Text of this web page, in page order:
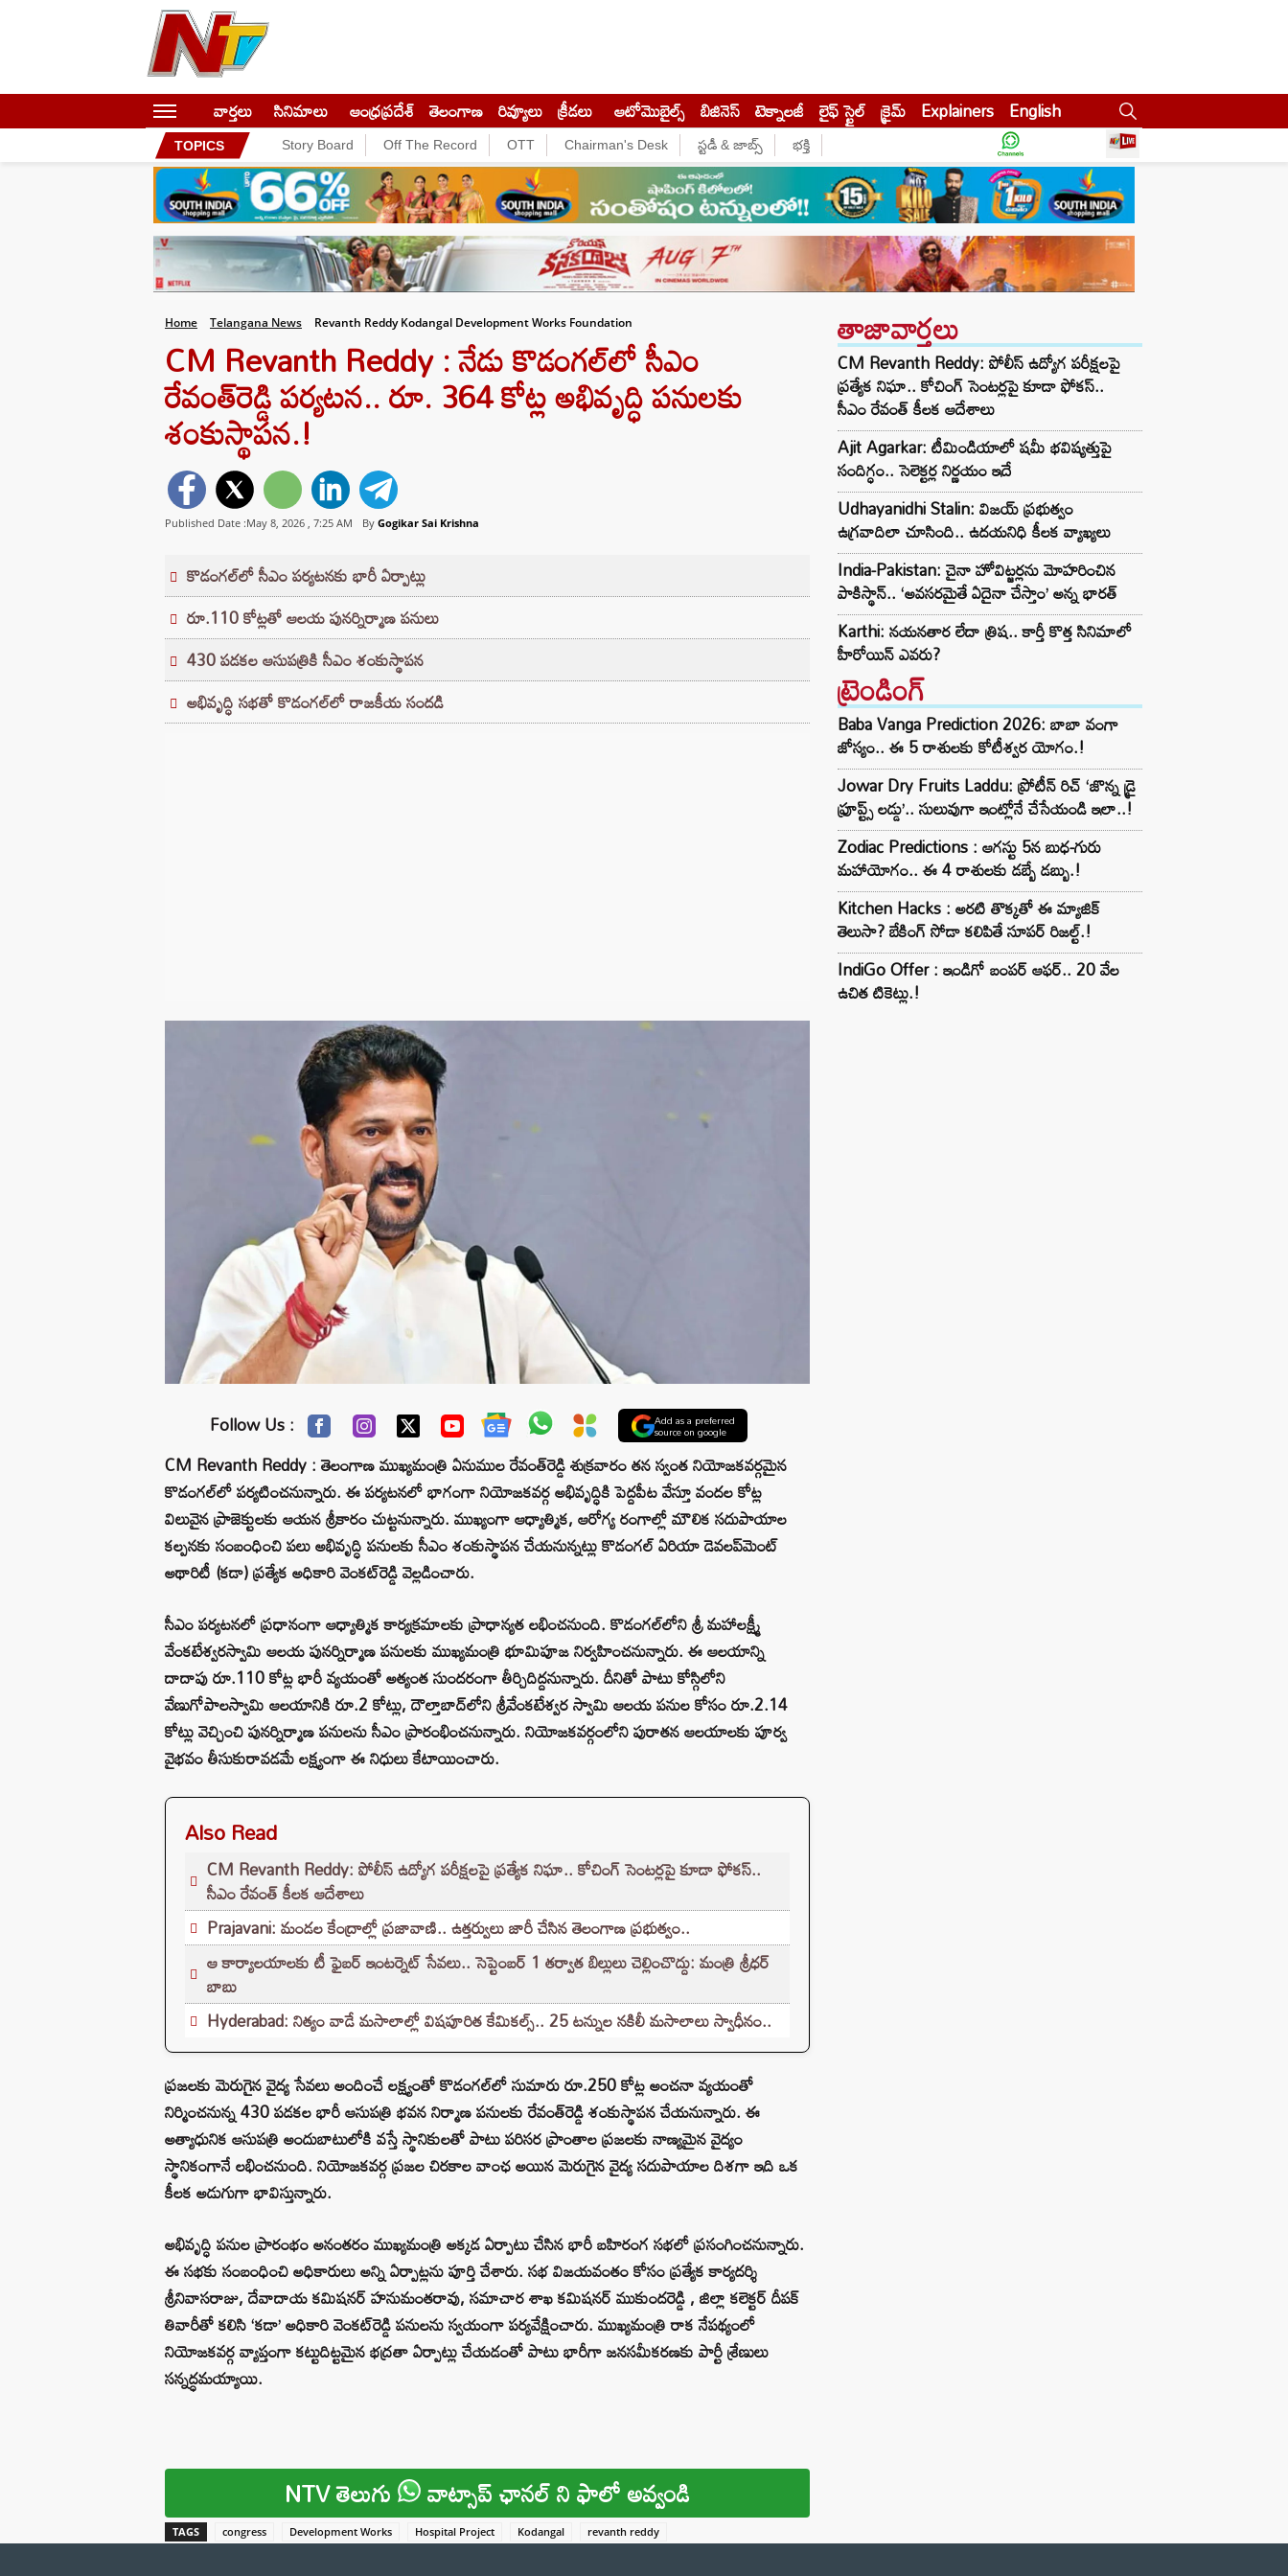
వార్తలు సినిమాలు ఆంధ్రప్రదేశ్ తెలంగాణ రివ్యూలు క్రీడలు ఆటోమొబైల్స్ బిజినెస్‌ టెక్నాలజీ లైఫ్ స్టైల్ క్రైమ్ Explainers English
TOPICS Story Board Off The Record OTT Chairman's Desk స్టడీ & జాబ్స్ భక్తి
Home Telangana News Revanth Reddy Kodangal Development Works Foundation
CM Revanth Reddy : నేడు కొడంగల్‌లో సీఎం
రేవంత్‌రెడ్డి పర్యటన.. రూ. 364 కోట్ల అభివృద్ధి పనులకు
శంకుస్థాపన.!
Published Date :May 8, 2026 , 7:25 AM By Gogikar Sai Krishna
కొడంగల్‌లో సీఎం పర్యటనకు భారీ ఏర్పాట్లు
రూ.110 కోట్లతో ఆలయ పునర్నిర్మాణ పనులు
430 పడకల ఆసుపత్రికి సీఎం శంకుస్థాపన
అభివృద్ధి సభతో కొడంగల్‌లో రాజకీయ సందడి
Follow Us : Add as a preferred
source on google
CM Revanth Reddy : తెలంగాణ ముఖ్యమంత్రి ఏనుముల రేవంత్‌రెడ్డి శుక్రవారం తన స్వంత నియోజకవర్గమైన
కొడంగల్‌లో పర్యటించనున్నారు. ఈ పర్యటనలో భాగంగా నియోజకవర్గ అభివృద్ధికి పెద్దపీట వేస్తూ వందల కోట్ల
విలువైన ప్రాజెక్టులకు ఆయన శ్రీకారం చుట్టనున్నారు. ముఖ్యంగా ఆధ్యాత్మిక, ఆరోగ్య రంగాల్లో మౌలిక సదుపాయాల
కల్పనకు సంబంధించి పలు అభివృద్ధి పనులకు సీఎం శంకుస్థాపన చేయనున్నట్లు కొడంగల్ ఏరియా డెవలప్‌మెంట్
అథారిటీ (కడా) ప్రత్యేక అధికారి వెంకట్‌రెడ్డి వెల్లడించారు.
సీఎం పర్యటనలో ప్రధానంగా ఆధ్యాత్మిక కార్యక్రమాలకు ప్రాధాన్యత లభించనుంది. కొడంగల్‌లోని శ్రీ మహాలక్ష్మీ
వేంకటేశ్వరస్వామి ఆలయ పునర్నిర్మాణ పనులకు ముఖ్యమంత్రి భూమిపూజ నిర్వహించనున్నారు. ఈ ఆలయాన్ని
దాదాపు రూ.110 కోట్ల భారీ వ్యయంతో అత్యంత సుందరంగా తీర్చిదిద్దనున్నారు. దీనితో పాటు కోస్గిలోని
వేణుగోపాలస్వామి ఆలయానికి రూ.2 కోట్లు, దౌల్తాబాద్‌లోని శ్రీవేంకటేశ్వర స్వామి ఆలయ పనుల కోసం రూ.2.14
కోట్లు వెచ్చించి పునర్నిర్మాణ పనులను సీఎం ప్రారంభించనున్నారు. నియోజకవర్గంలోని పురాతన ఆలయాలకు పూర్వ
వైభవం తీసుకురావడమే లక్ష్యంగా ఈ నిధులు కేటాయించారు.
Also Read
CM Revanth Reddy: పోలీస్ ఉద్యోగ పరీక్షలపై ప్రత్యేక నిఘా.. కోచింగ్ సెంటర్లపై కూడా ఫోకస్..
సీఎం రేవంత్ కీలక ఆదేశాలు
Prajavani: మండల కేంద్రాల్లో ప్రజావాణి.. ఉత్తర్వులు జారీ చేసిన తెలంగాణ ప్రభుత్వం..
ఆ కార్యాలయాలకు టీ ఫైబర్ ఇంటర్నెట్ సేవలు.. సెప్టెంబర్ 1 తర్వాత బిల్లులు చెల్లించొద్దు: మంత్రి శ్రీధర్
బాబు
Hyderabad: నిత్యం వాడే మసాలాల్లో విషపూరిత కేమికల్స్.. 25 టన్నుల నకిలీ మసాలాలు స్వాధీనం..
ప్రజలకు మెరుగైన వైద్య సేవలు అందించే లక్ష్యంతో కొడంగల్‌లో సుమారు రూ.250 కోట్ల అంచనా వ్యయంతో
నిర్మించనున్న 430 పడకల భారీ ఆసుపత్రి భవన నిర్మాణ పనులకు రేవంత్‌రెడ్డి శంకుస్థాపన చేయనున్నారు. ఈ
అత్యాధునిక ఆసుపత్రి అందుబాటులోకి వస్తే స్థానికులతో పాటు పరిసర ప్రాంతాల ప్రజలకు నాణ్యమైన వైద్యం
స్థానికంగానే లభించనుంది. నియోజకవర్గ ప్రజల చిరకాల వాంఛ అయిన మెరుగైన వైద్య సదుపాయాల దిశగా ఇది ఒక
కీలక అడుగుగా భావిస్తున్నారు.
అభివృద్ధి పనుల ప్రారంభం అనంతరం ముఖ్యమంత్రి అక్కడ ఏర్పాటు చేసిన భారీ బహిరంగ సభలో ప్రసంగించనున్నారు.
ఈ సభకు సంబంధించి అధికారులు అన్ని ఏర్పాట్లను పూర్తి చేశారు. సభ విజయవంతం కోసం ప్రత్యేక కార్యదర్శి
శ్రీనివాసరాజు, దేవాదాయ కమిషనర్‌ హనుమంతరావు, సమాచార శాఖ కమిషనర్‌ ముకుందరెడ్డి , జిల్లా కలెక్టర్‌ దీపక్‌
తివారీతో కలిసి ‘కడా’ అధికారి వెంకట్‌రెడ్డి పనులను స్వయంగా పర్యవేక్షించారు. ముఖ్యమంత్రి రాక నేపథ్యంలో
నియోజకవర్గ వ్యాప్తంగా కట్టుదిట్టమైన భద్రతా ఏర్పాట్లు చేయడంతో పాటు భారీగా జనసమీకరణకు పార్టీ శ్రేణులు
సన్నద్ధమయ్యాయి.
NTV తెలుగు వాట్సాప్ ఛానల్ ని ఫాలో అవ్వండి
TAGS congress Development Works Hospital Project Kodangal revanth reddy
తాజావార్తలు
CM Revanth Reddy: పోలీస్ ఉద్యోగ పరీక్షలపై
ప్రత్యేక నిఘా.. కోచింగ్ సెంటర్లపై కూడా ఫోకస్..
సీఎం రేవంత్ కీలక ఆదేశాలు
Ajit Agarkar: టీమిండియాలో షమీ భవిష్యత్తుపై
సందిగ్ధం.. సెలెక్టర్ల నిర్ణయం ఇదే
Udhayanidhi Stalin: విజయ్ ప్రభుత్వం
ఉగ్రవాదిలా చూసింది.. ఉదయనిధి కీలక వ్యాఖ్యలు
India-Pakistan: చైనా హోవిట్జర్లను మోహరించిన
పాకిస్థాన్.. ‘అవసరమైతే ఏదైనా చేస్తాం’ అన్న భారత్
Karthi: నయనతార లేదా త్రిష.. కార్తీ కొత్త సినిమాలో
హీరోయిన్ ఎవరు?
ట్రెండింగ్‌
Baba Vanga Prediction 2026: బాబా వంగా
జోస్యం.. ఈ 5 రాశులకు కోటీశ్వర యోగం.!
Jowar Dry Fruits Laddu: ప్రోటీన్ రిచ్ ‘జొన్న డ్రై
ఫ్రూప్ట్స్ లడ్డు’.. సులువుగా ఇంట్లోనే చేసేయండి ఇలా..!
Zodiac Predictions : ఆగస్టు 5న బుధ-గురు
మహాయోగం.. ఈ 4 రాశులకు డబ్బే డబ్బు.!
Kitchen Hacks : అరటి తొక్కతో ఈ మ్యాజిక్
తెలుసా? బేకింగ్ సోడా కలిపితే సూపర్ రిజల్ట్.!
IndiGo Offer : ఇండిగో బంపర్ ఆఫర్.. 20 వేల
ఉచిత టికెట్లు.!